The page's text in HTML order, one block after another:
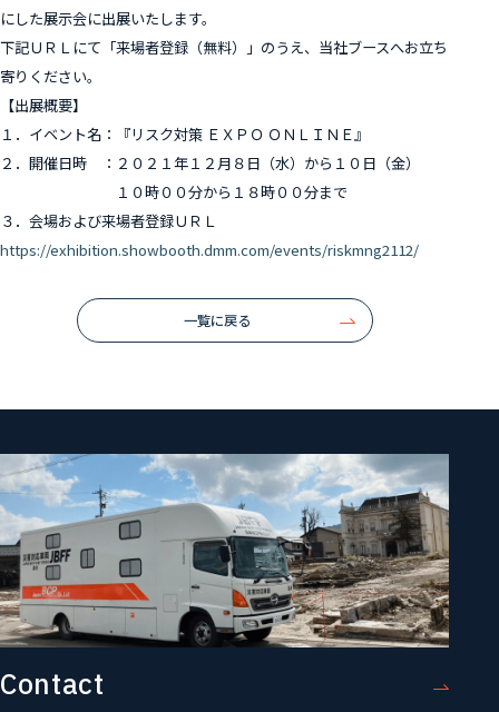
にした展示会に出展いたします。
下記ＵＲＬにて「来場者登録（無料）」のうえ、当社ブースへお立ち
寄りください。
【出展概要】
１．イベント名：『リスク対策 ＥＸＰＯ ＯＮＬＩＮＥ』
２．開催日時 ：２０２１年１２月８日（水）から１０日（金）
１０時００分から１８時００分まで
３．会場および来場者登録ＵＲＬ
https://exhibition.showbooth.dmm.com/events/riskmng2112/
一覧に戻る
Contact